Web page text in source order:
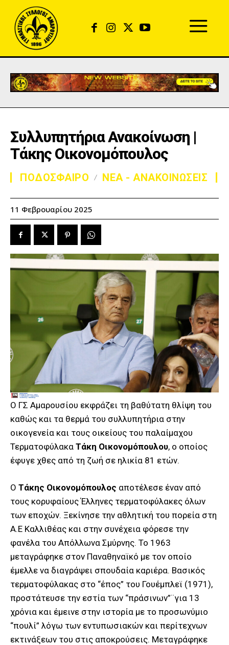
Συλλυπητήρια Ανακοίνωση |
Τάκης Οικονομόπουλος
ΠΟΔΟΣΦΑΙΡΟ ΝΕΑ - ΑΝΑΚΟΙΝΩΣΕΙΣ
11 Φεβρουαρίου 2025
Ο ΓΣ Αμαρουσίου εκφράζει τη βαθύτατη θλίψη του
καθώς και τα θερμά του συλλυπητήρια στην
οικογενεία και τους οικείους του παλαίμαχου
Τερματοφύλακα Τάκη Οικονομόπουλου, ο οποίος
έφυγε χθες από τη ζωή σε ηλικία 81 ετών.
Ο Τάκης Οικονομόπουλος αποτέλεσε έναν από
τους κορυφαίους Έλληνες τερματοφύλακες όλων
των εποχών. Ξεκίνησε την αθλητική του πορεία στη
Α.Ε Καλλιθέας και στην συνέχεια φόρεσε την
φανέλα του Απόλλωνα Σμύρνης. Το 1963
μεταγράφηκε στον Παναθηναϊκό με τον οποίο
έμελλε να διαγράψει σπουδαία καριέρα. Βασικός
τερματοφύλακας στο “έπος” του Γουέμπλεϊ (1971),
προστάτευσε την εστία των “πράσινων”¨για 13
χρόνια και έμεινε στην ιστορία με το προσωνύμιο
“πουλί” λόγω των εντυπωσιακών και περίτεχνων
εκτινάξεων του στις αποκρούσεις. Μεταγράφηκε